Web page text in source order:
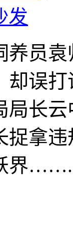
发
养员
却误
局长
捉拿
界